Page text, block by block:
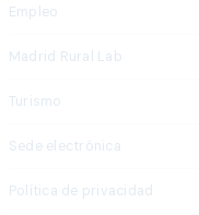
Empleo
Madrid Rural Lab
Turismo
Sede electrónica
Política de privacidad